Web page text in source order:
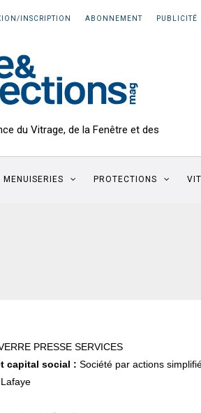
INSCRIPTION ABONNEMENT PUBLICITÉ
du Vitrage, de la Fenêtre et des
MENUISERIES PROTECTIONS
PRESSE SERVICES
capital social : Société par actions